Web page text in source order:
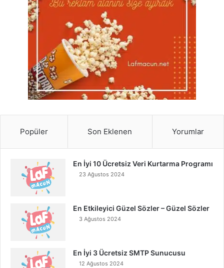
Popüler Son Eklenen Yorumlar
En İyi 10 Ücretsiz Veri Kurtarma Programı
23 Ağustos 2024
En Etkileyici Güzel Sözler – Güzel Sözler
3 Ağustos 2024
En İyi 3 Ücretsiz SMTP Sunucusu
12 Ağustos 2024